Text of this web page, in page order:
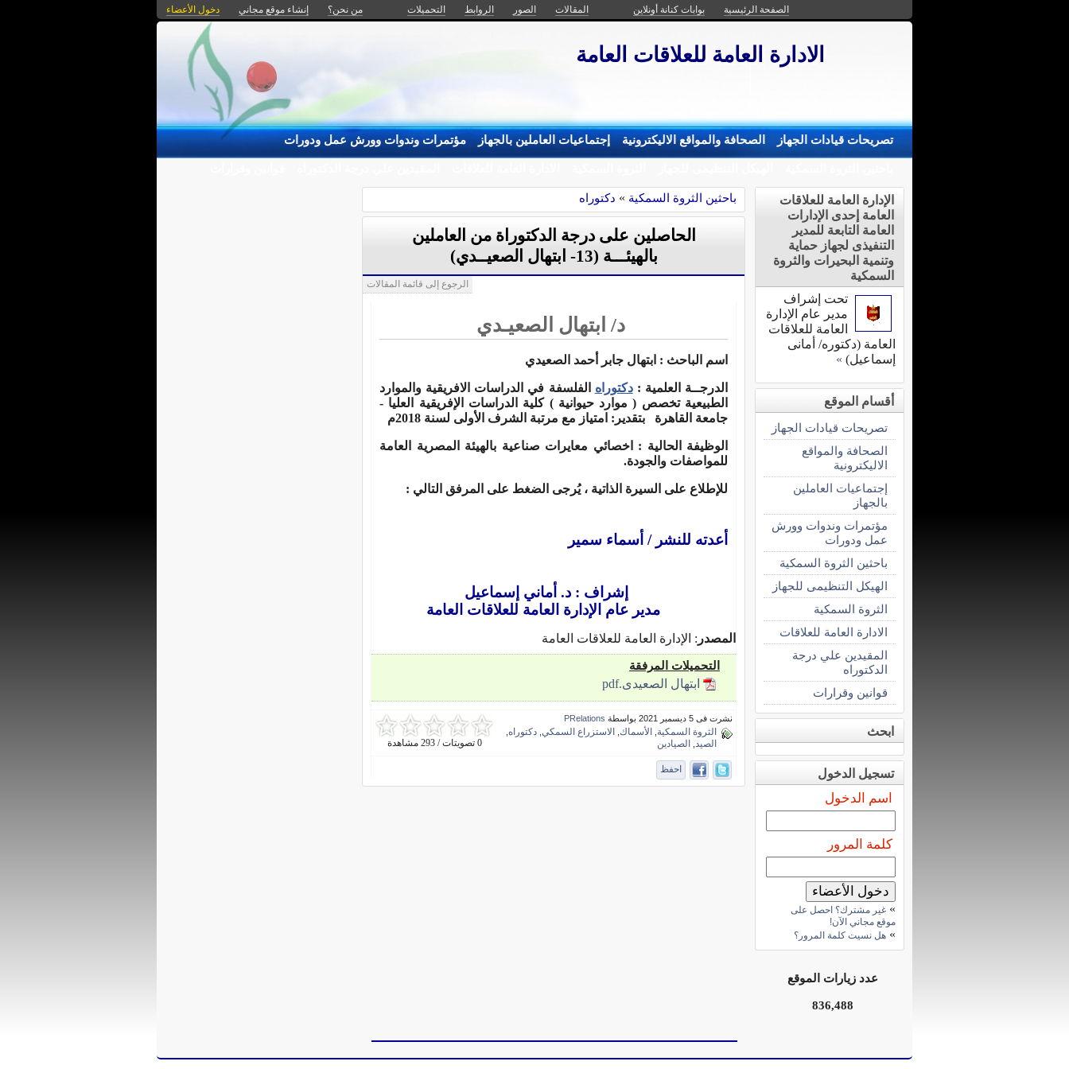
الصفحة الرئيسية بوابات كنانة أونلاين المقالات الصور الروابط التحميلات من نحن؟ إنشاء موقع مجاني دخول الأعضاء
الادارة العامة للعلاقات العامة
تصريحات قيادات الجهاز الصحافة والمواقع الاليكترونية إجتماعيات العاملين بالجهاز مؤتمرات وندوات وورش عمل ودورات
باحثين الثروة السمكية » دكتوراه
الحاصلين على درجة الدكتوراة من العاملين
بالهيئـــة (13- ابتهال الصعيــدي)
الرجوع إلى قائمة المقالات
د/ ابتهال الصعيـدي
اسم الباحث : ابتهال جابر أحمد الصعيدي
الدرجــة العلمية :دكتوراه الفلسفة في الدراسات الافريقية والموارد
الطبيعية تخصص ( موارد حيوانية ) كلية الدراسات الإفريقية العليا -
جامعة القاهرة
بتقدير: امتياز مع مرتبة الشرف الأولى لسنة 2018م
الوظيفة الحالية :
اخصائي معايرات صناعية بالهيئة المصرية العامة
للمواصفات والجودة.
للإطلاع على السيرة الذاتية ، يُرجى الضغط على المرفق التالي :
أعدته للنشر / أسماء سمير
إشراف : د. أماني إسماعيل
مدير عام الإدارة العامة للعلاقات العامة
المصدر : الإدارة العامة للعلاقات العامة
التحميلات المرفقة
ابتهال الصعيدى.pdf
0 تصويتات / 293 مشاهدة
نشرت فى 5 ديسمبر 2021 بواسطة PRelations
الثروة السمكية الأسماك الاستزراع السمكي دكتوراه
الصيد الصيادين
احفظ
الإدارة العامة للعلاقات
العامة إحدى الإدارات
العامة التابعة للمدير
التنفيذى لجهاز حماية
وتنمية البحيرات والثروة
السمكية
تحت إشراف
مدير عام الإدارة
العامة للعلاقات
العامة (دكتوره/ أمانى
إسماعيل) »
أقسام الموقع
تصريحات قيادات الجهاز
الصحافة والمواقع
الاليكترونية
إجتماعيات العاملين
بالجهاز
مؤتمرات وندوات وورش
عمل ودورات
باحثين الثروة السمكية
الهيكل التنظيمى للجهاز
الثروة السمكية
الادارة العامة للعلاقات
المقيدين علي درجة
الدكتوراه
قوانين وقرارات
ابحث
تسجيل الدخول
اسم الدخول
كلمة المرور
» غير مشترك؟ احصل على
موقع مجاني الآن!
» هل نسيت كلمة المرور؟
عدد زيارات الموقع
836,488